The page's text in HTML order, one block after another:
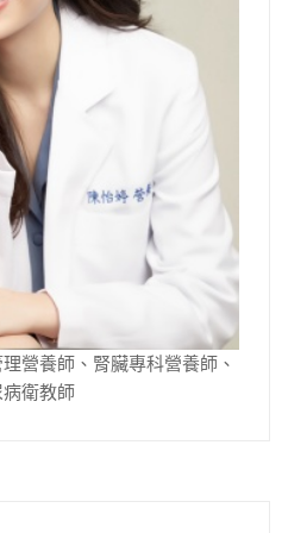
營養師、腎臟專科營養師、
衛教師